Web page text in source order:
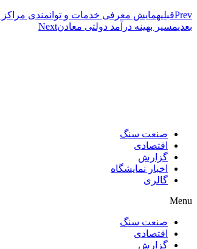
Prevقبلیهمایش معرفی خدمات و توانمندی مراکز
بعدیمسیر بهینه درآمد دولتی معادنNext
صنعت سنگ
اقتصادی
گزارش
اخبار نمایشگاه
گالری
Menu
صنعت سنگ
اقتصادی
گزارش